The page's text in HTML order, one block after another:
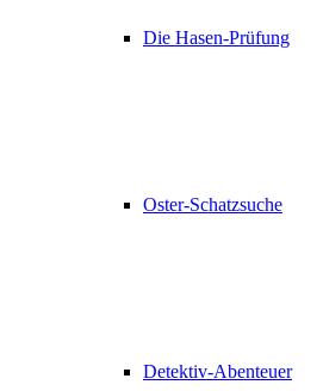
Die Hasen-Prüfung
Oster-Schatzsuche
Detektiv-Abenteuer